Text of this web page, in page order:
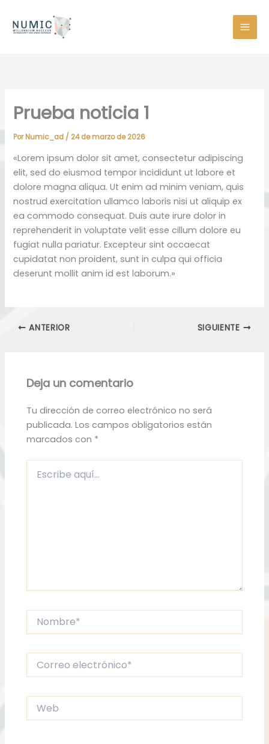
contenido
Prueba noticia 1
PorNumic_ad /24 de marzo de 2026
«Lorem ipsum dolor sit amet, consectetur adipiscing
elit, sed do eiusmod tempor incididunt ut labore et
dolore magna aliqua. Ut enim ad minim veniam, quis
nostrud exercitation ullamco laboris nisi ut aliquip ex
ea commodo consequat. Duis aute irure dolor in
reprehenderit in voluptate velit esse cillum dolore eu
fugiat nulla pariatur. Excepteur sint occaecat
cupidatat non proident, sunt in culpa qui officia
deserunt mollit anim id est laborum.»
ANTERIOR SIGUIENTE
Deja un comentario
Tu dirección de correo electrónico no será
publicada. Los campos obligatorios están
marcados con *
aquí...
Nombre*
electrónico*